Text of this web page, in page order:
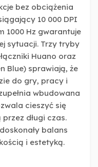
bez obciążenia
10 000 DPI
1000 Hz gwarantuje
sytuacji. Trzy tryby
Huano oraz
Blue) sprawiają, że
do gry, pracy i
wbudowana
cieszyć się
długi czas.
balans
i estetyką.